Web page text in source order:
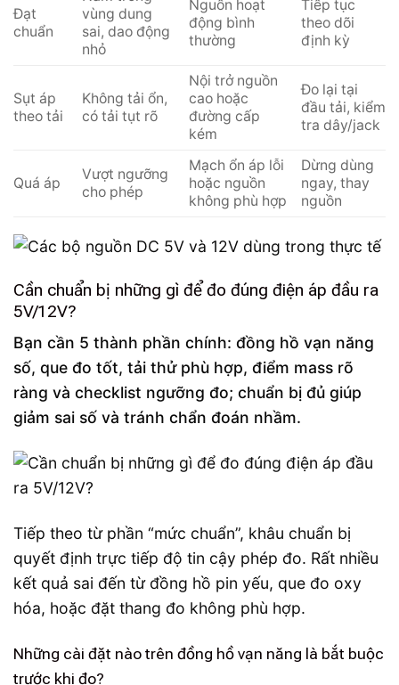
Đạt
chuẩn
vùng dung
sai, dao động
nhỏ
Nguồn hoạt
động bình
thường
Tiếp tục
theo dõi
định kỳ
Sụt áp
theo tải
Không tải ổn,
có tải tụt rõ
Nội trở nguồn
cao hoặc
đường cấp
kém
Đo lại tại
đầu tải, kiểm
tra dây/jack
Quá áp
Vượt ngưỡng
cho phép
Mạch ổn áp lỗi
hoặc nguồn
không phù hợp
Dừng dùng
ngay, thay
nguồn
Cần chuẩn bị những gì để đo đúng điện áp đầu ra
5V/12V?
Bạn cần 5 thành phần chính: đồng hồ vạn năng
số, que đo tốt, tải thử phù hợp, điểm mass rõ
ràng và checklist ngưỡng đo; chuẩn bị đủ giúp
giảm sai số và tránh chẩn đoán nhầm.
Tiếp theo từ phần “mức chuẩn”, khâu chuẩn bị
quyết định trực tiếp độ tin cậy phép đo. Rất nhiều
kết quả sai đến từ đồng hồ pin yếu, que đo oxy
hóa, hoặc đặt thang đo không phù hợp.
Những cài đặt nào trên đồng hồ vạn năng là bắt buộc
trước khi đo?